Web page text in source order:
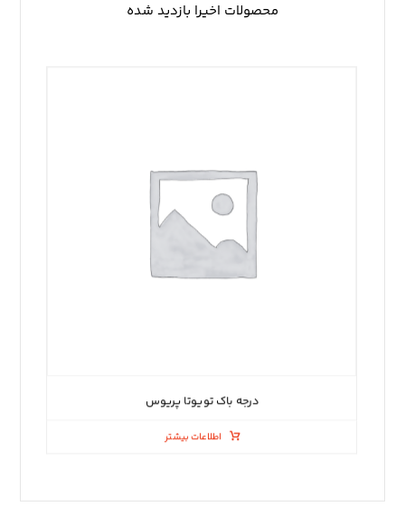
محصولات اخیرا بازدید شده
درجه باک تویوتا پریوس
اطلاعات بیشتر